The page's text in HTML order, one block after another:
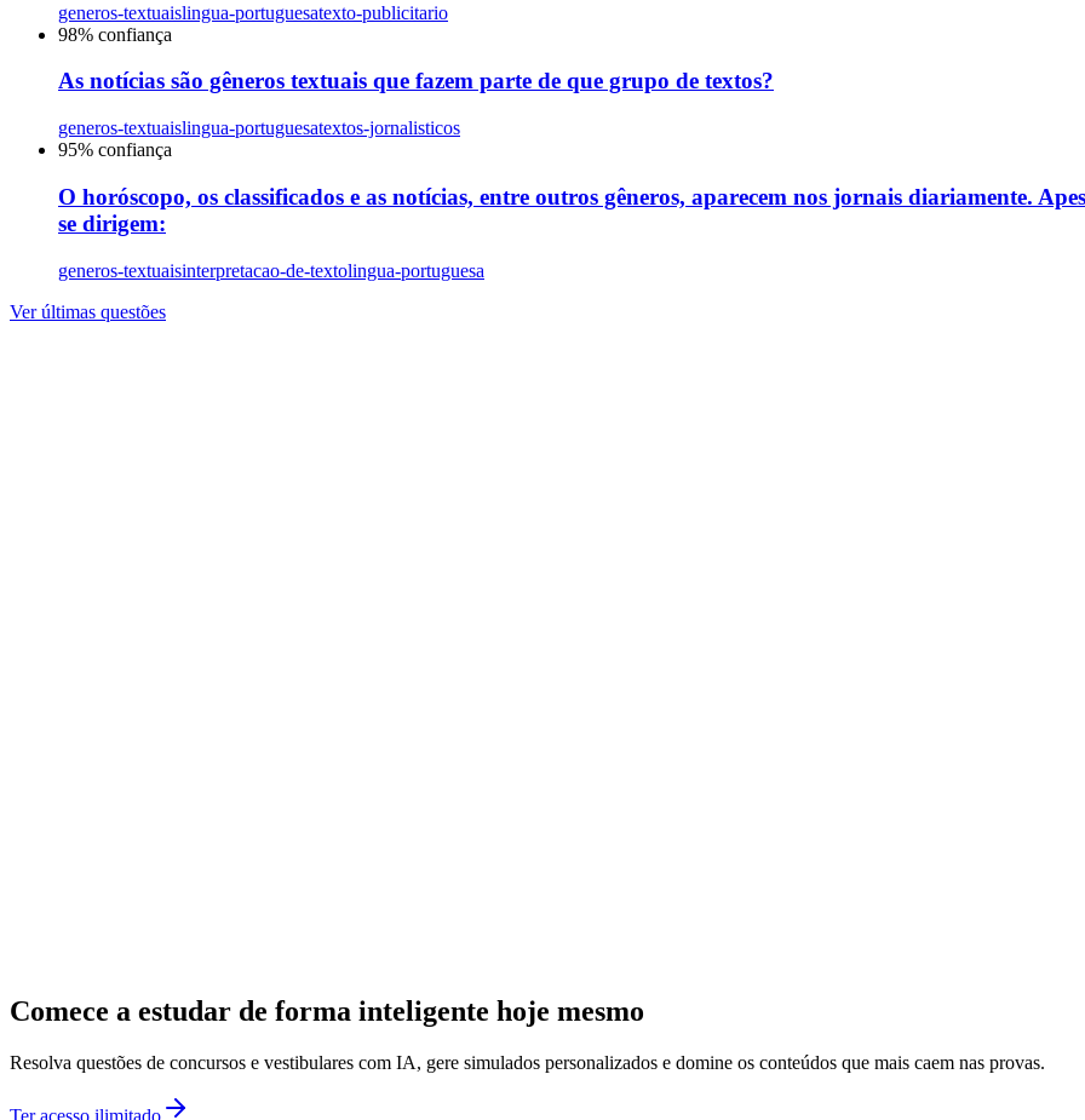
generos-textuaislingua-portuguesatexto-publicitario
98% confiança
As notícias são gêneros textuais que fazem parte de que grupo de textos?
generos-textuaislingua-portuguesatextos-jornalisticos
95% confiança
O horóscopo, os classificados e as notícias, entre outros gêneros, aparecem nos jornais diariamente.
se dirigem:
generos-textuaisinterpretacao-de-textolingua-portuguesa
Ver últimas questões
Comece a estudar de forma inteligente hoje mesmo
Resolva questões de concursos e vestibulares com IA, gere simulados personalizados e domine os conteúdos que mais caem nas provas.
Ter acesso ilimitado